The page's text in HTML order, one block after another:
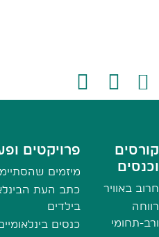
קורסים
וכנסים
חרוב באוויר
רווחה
ורב-תחומי
פרויקטים
מיזמים
כתב העת
בילדים
כנסים